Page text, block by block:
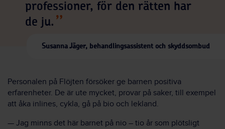
professioner, för den rätten har
de ju.
Susanna Jäger, behandlingsassistent och skyddsombud
Personalen på Flöjten försöker ge barnen positiva
erfarenheter. De är ute mycket, provar på saker, till exempel
att åka inlines, cykla, gå på bio och lekland.
— Jag minns det här barnet på nio – tio år som plötsligt